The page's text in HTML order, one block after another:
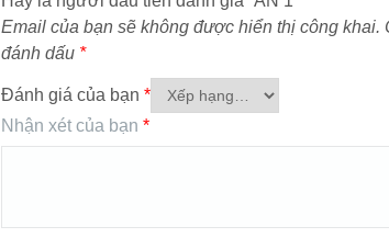
Email của bạn sẽ không được hiển thị công khai.
đánh dấu *
Đánh giá của bạn*
Nhận xét của bạn*